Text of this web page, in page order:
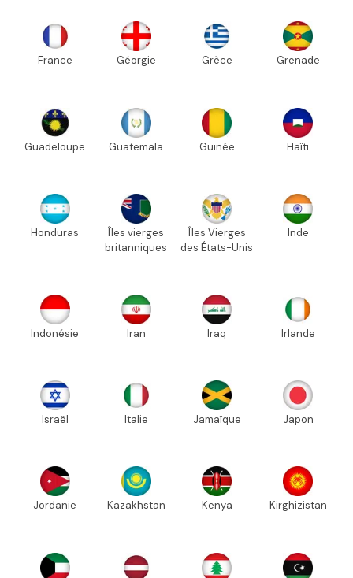
France Géorgie Grèce Grenade
Guadeloupe Guatemala Guinée Haïti
Honduras
Îles vierges
britanniques
Îles Vierges
des États-Unis
Inde
Indonésie Iran Iraq Irlande
Israël Italie Jamaïque Japon
Jordanie Kazakhstan Kenya Kirghizistan